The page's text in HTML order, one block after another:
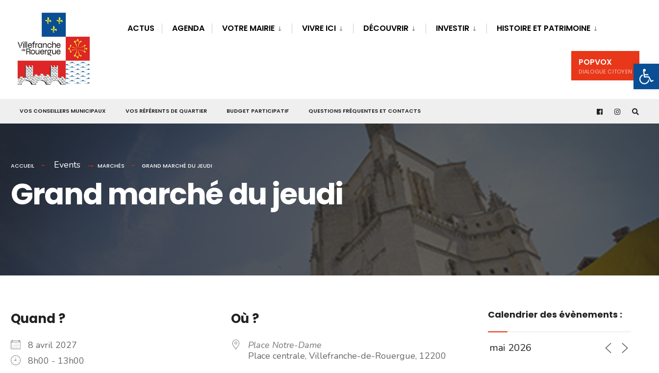
ACTUS AGENDA VOTRE MAIRIE VIVRE ICI DÉCOUVRIR INVESTIR HISTOIRE ET PATRIMOINE
POPVOX
DIALOGUE CITOYEN
VOS CONSEILLERS MUNICIPAUX VOS RÉFÉRENTS DE QUARTIER BUDGET PARTICIPATIF QUESTIONS FRÉQUENTES ET CONTACTS
ACCUEIL Events MARCHÉS GRAND MARCHÉ DU JEUDI
Grand marché du jeudi
Quand ?
8 avril 2027
8h00 - 13h00
Où ?
Place Notre-Dame
Place centrale, Villefranche-de-Rouergue, 12200
Calendrier des évènements :